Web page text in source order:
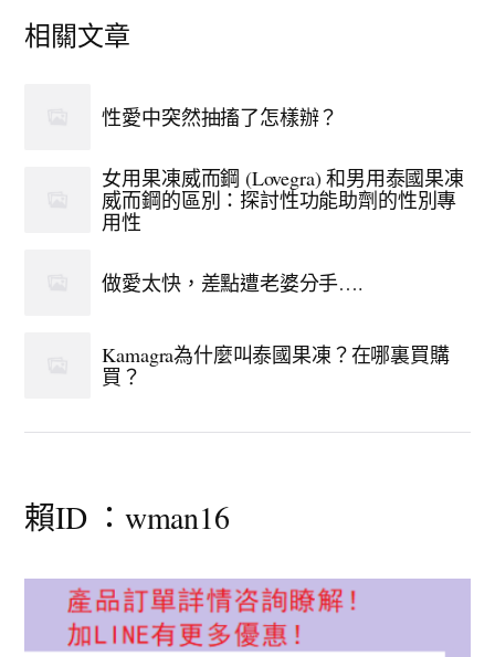
相關文章
性愛中突然抽搐了怎樣辦？
女用果凍威而鋼 (Lovegra) 和男用泰國果凍
威而鋼的區別：探討性功能助劑的性別專
用性
做愛太快，差點遭老婆分手….
Kamagra為什麼叫泰國果凍？在哪裏買購
買？
賴ID ：wman16